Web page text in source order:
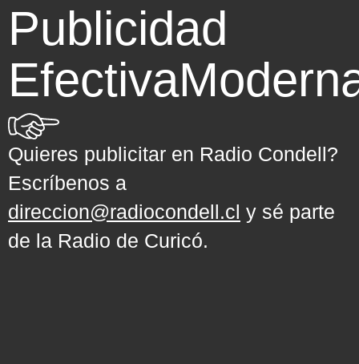
Publicidad
Efectiva
Quieres publicitar en Radio Condell?
Escríbenos a
direccion@radiocondell.cl y sé parte
de la Radio de Curicó.